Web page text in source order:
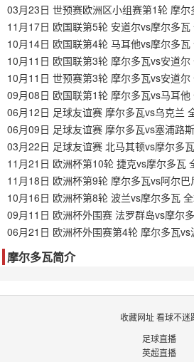
03月23日 世预赛欧洲区小组赛第1轮 摩
11月17日 欧国联第5轮 安道尔vs摩尔多瓦
10月14日 欧国联第4轮 马耳他vs摩尔多瓦
10月11日 欧国联第3轮 摩尔多瓦vs安道尔
10月11日 世预赛第3轮 摩尔多瓦vs安道尔
09月08日 欧国联第1轮 摩尔多瓦vs马耳他
06月12日 足球友谊赛 摩尔多瓦vs乌克兰
06月09日 足球友谊赛 摩尔多瓦vs塞浦路
03月22日 足球友谊赛 北马其顿vs摩尔多
11月21日 欧洲杯第10轮 捷克vs摩尔多瓦
11月18日 欧洲杯第9轮 摩尔多瓦vs阿尔
10月16日 欧洲杯第8轮 波兰vs摩尔多瓦
09月11日 欧洲杯外围赛 法罗群岛vs摩尔
06月21日 欧洲杯外围赛第4轮 摩尔多瓦vs
摩尔多瓦简介
收藏网址 看球不迷
足球直播
英超直播